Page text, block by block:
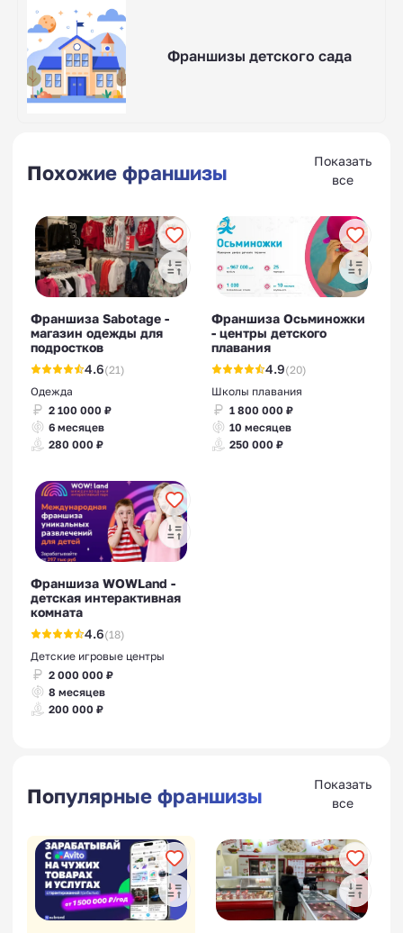
Франшизы детского сада
Похожие франшизы
Показать
все
Франшиза Sabotage -
магазин одежды для
подростков
4.6(21)
Одежда
2 100 000 ₽
6 месяцев
280 000 ₽
Франшиза Осьминожки
- центры детского
плавания
4.9(20)
Школы плавания
1 800 000 ₽
10 месяцев
250 000 ₽
Франшиза WOWLand -
детская интерактивная
комната
4.6(18)
Детские игровые центры
2 000 000 ₽
8 месяцев
200 000 ₽
Популярные франшизы
Показать
все